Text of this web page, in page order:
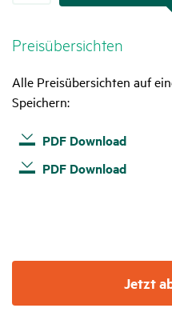
Preis­über­sichten
Alle Preisübersichten auf
Speichern:
PDF Download
PDF Download
Alle
Ausdrucken oder Speichern:
PDF Download
PDF Download
Alle
Ausdrucken oder Speichern:
PDF Download
PDF Download
Infor­ma­ti­ons­blätter
Alle Informationsblätter zu
auf einen Blick zum
PDF Download
PDF Download
Jetzt